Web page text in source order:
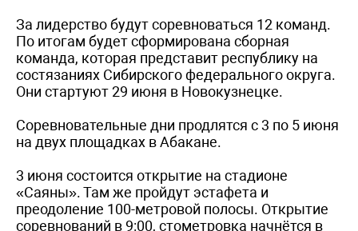
За лидерство будут соревноваться 12 команд.
По итогам будет сформирована сборная
команда, которая представит республику на
состязаниях Сибирского федерального округа.
Они стартуют 29 июня в Новокузнецке.
Соревновательные дни продлятся с 3 по 5 июня
на двух площадках в Абакане.
3 июня состоится открытие на стадионе
«Саяны». Там же пройдут эстафета и
преодоление 100-метровой полосы. Открытие
соревнований в 9:00, стометровка начнётся в